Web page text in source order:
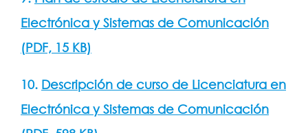
Electrónica y Sistemas de Comunicación
(PDF, 15 KB)
10. Descripción de curso de Licenciatura en
Electrónica y Sistemas de Comunicación